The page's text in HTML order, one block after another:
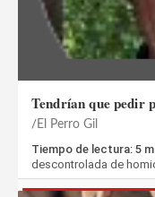
Tendrían que pedir
El Perro Gil
Tiempo de lectura: 5
descontrolada de